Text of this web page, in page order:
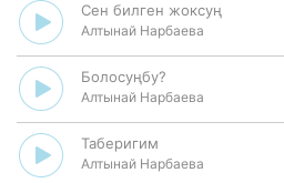
Сен билген жоксуң
Алтынай Нарбаева
Болосуңбу?
Алтынай Нарбаева
Таберигим
Алтынай Нарбаева